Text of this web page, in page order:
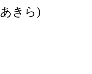
きら)